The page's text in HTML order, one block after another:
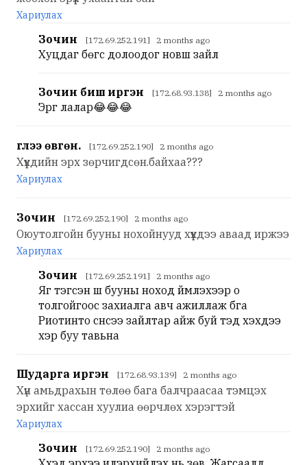
Хариулах
Зочин [172.69.252.191] 2 months ago
Хуцдаг бөгс долоодог новш зайл
Зочин биш иргэн [172.68.93.138] 2 months ago
Эргүү лалар😂😂😂
үглээ өвгөн. [172.69.252.190] 2 months ago
Хүүхдийн эрх зөрчигдсөн.байхаа???
Хариулах
Зочин [172.69.252.190] 2 months ago
Оюутолгойн бууны нохойнууд хүүхдээ аваад иржээ
Хариулах
Зочин [172.69.252.191] 2 months ago
Яг тэгсэн шүү бууны ноход үймүүлэхээр о
толгойгоос захиалга авч ажиллаж бга
Риотинто сүнсээ зайлтар айж буй тэд үхэхдээ
үхэр буу тавьна
Шударга иргэн [172.68.93.139] 2 months ago
Хүн амьдрахын төлөө бага балчраасаа тэмцэх
эрхийг хассан хуулиа өөрчлөх хэрэгтэй
Хариулах
Зочин [172.69.252.190] 2 months ago